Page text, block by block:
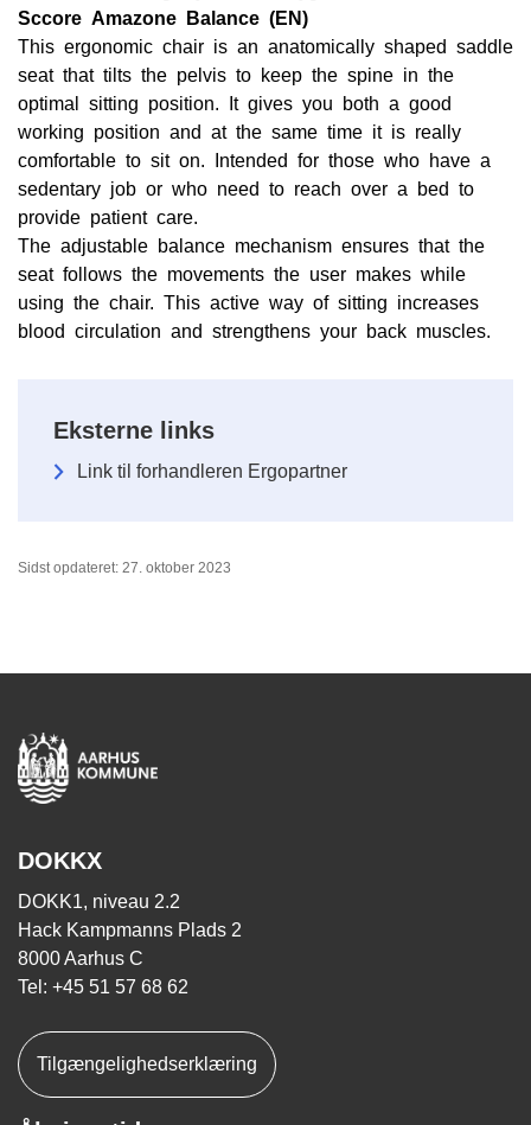
Sccore Amazone Balance (EN)
This ergonomic chair is an anatomically shaped saddle
seat that tilts the pelvis to keep the spine in the
optimal sitting position. It gives you both a good
working position and at the same time it is really
comfortable to sit on. Intended for those who have a
sedentary job or who need to reach over a bed to
provide patient care.
The adjustable balance mechanism ensures that the
seat follows the movements the user makes while
using the chair. This active way of sitting increases
blood circulation and strengthens your back muscles.
Eksterne links
Link til forhandleren Ergopartner
Sidst opdateret: 27. oktober 2023
DOKKX
DOKK1, niveau 2.2
Hack Kampmanns Plads 2
8000 Aarhus C
Tel: +45 51 57 68 62
Tilgængelighedserklæring